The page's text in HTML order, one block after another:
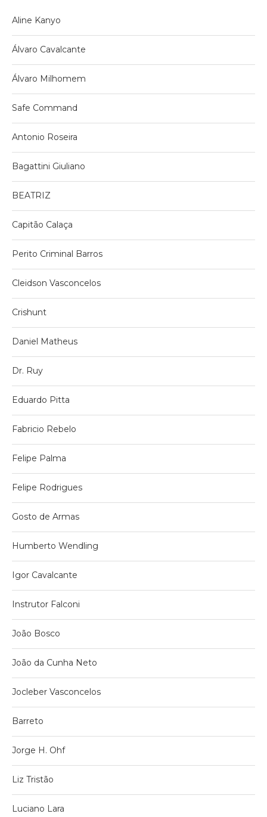
Aline Kanyo
Álvaro Cavalcante
Álvaro Milhomem
Safe Command
Antonio Roseira
Bagattini Giuliano
BEATRIZ
Capitão Calaça
Perito Criminal Barros
Cleidson Vasconcelos
Crishunt
Daniel Matheus
Dr. Ruy
Eduardo Pitta
Fabricio Rebelo
Felipe Palma
Felipe Rodrigues
Gosto de Armas
Humberto Wendling
Igor Cavalcante
Instrutor Falconi
João Bosco
João da Cunha Neto
Jocleber Vasconcelos
Barreto
Jorge H. Ohf
Liz Tristão
Luciano Lara